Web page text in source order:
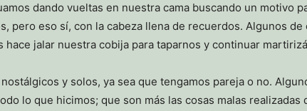
dando vueltas en nuestra cama buscando un motivo
pero eso sí, con la cabeza llena de recuerdos. Algunos
hace jalar nuestra cobija para taparnos y continuar
y solos, ya sea que tengamos pareja o no.
lo que hicimos; que son más las cosas malas